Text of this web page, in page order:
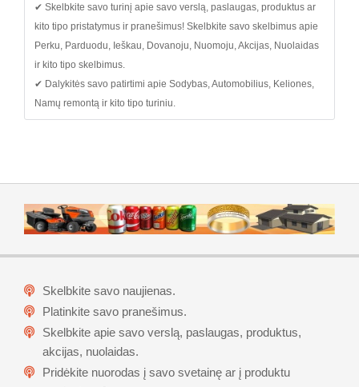
✔ Skelbkite savo turinį apie savo verslą, paslaugas, produktus ar
kito tipo pristatymus ir pranešimus! Skelbkite savo skelbimus apie
Perku, Parduodu, Ieškau, Dovanoju, Nuomoju, Akcijas, Nuolaidas
ir kito tipo skelbimus.
✔ Dalykitės savo patirtimi apie Sodybas, Automobilius, Keliones,
Namų remontą ir kito tipo turiniu.
Skelbkite savo naujienas.
Platinkite savo pranešimus.
Skelbkite apie savo verslą, paslaugas, produktus,
akcijas, nuolaidas.
Pridėkite nuorodas į savo svetainę ar į produktu